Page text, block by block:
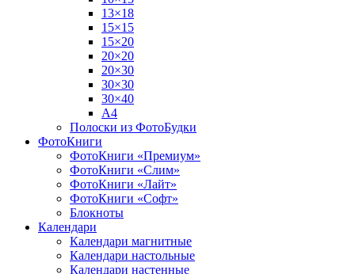
13×18
15×15
15×20
20×20
20×30
30×30
30×40
A4
Полоски из ФотоБудки
ФотоКниги
ФотоКниги «Премиум»
ФотоКниги «Слим»
ФотоКниги «Лайт»
ФотоКниги «Софт»
Блокноты
Календари
Календари магнитные
Календари настольные
Календари настенные